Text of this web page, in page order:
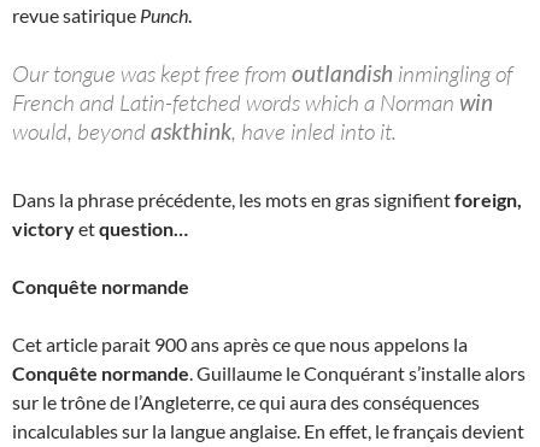
revue satirique Punch.
Our tongue was kept free from outlandish inmingling of
French and Latin-fetched words which a Norman win
would, beyond askthink, have inled into it.
Dans la phrase précédente, les mots en gras signifientforeign,
victoryetquestion…
Conquête normande
Cet article parait 900 ans après ce que nous appelons la
Conquête normande. Guillaume le Conquérant s’installe alors
sur le trône de l’Angleterre, ce qui aura des conséquences
incalculables sur la langue anglaise. En effet, le français devient